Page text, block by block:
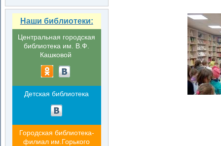
Наши библиотеки:
Центральная городская
библиотека им. В.Ф.
Кашковой
Детская библиотека
Городская библиотека-
филиал им.Горького